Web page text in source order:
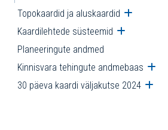
Topokaardid ja aluskaardid Ava
Kaardilehtede süsteemid Ava
Planeeringute andmed
Kinnisvara tehingute andmebaas
30 päeva kaardi väljakutse 2024 Ava